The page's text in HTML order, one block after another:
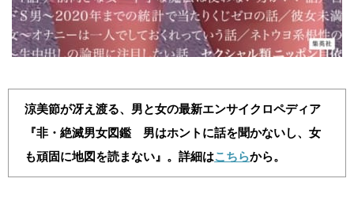
涼美節が冴え渡る、男と女の最新エンサイクロペディア
『非・絶滅男女図鑑 男はホントに話を聞かないし、女
も頑固に地図を読まない』。詳細はこちらから。